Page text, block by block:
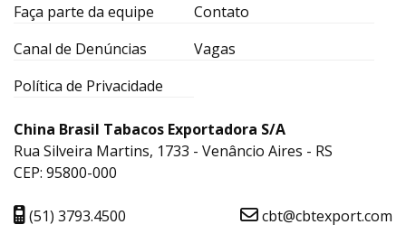
Faça parte da equipe
Contato
Canal de Denúncias
Vagas
Política de Privacidade
China Brasil Tabacos Exportadora S/A
Rua Silveira Martins, 1733 - Venâncio Aires - RS
CEP: 95800-000
(51) 3793.4500 cbt@cbtexport.com